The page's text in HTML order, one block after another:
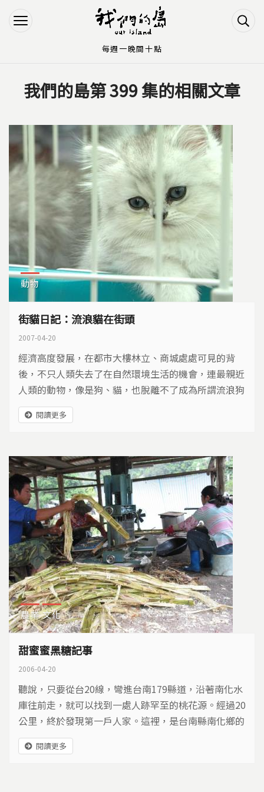
Jump to Navigation
Jump to Main content
您在這裡
我們的島第 399 集的相關文章
動物
街貓日記：流浪貓在街頭
2007-04-20
經濟高度發展，在都市大樓林立、商城處處可見的背
後，不只人類失去了在自然環境生活的機會，連最親近
人類的動物，像是狗、貓，也脫離不了成為所謂流浪狗
或街貓的宿命。然而，在都市街巷中生存，這些街頭動
物卻容易因為’’侵犯’’到人類的生活，而面臨被捕
流浪狗專題報導，到了今年，我們嘗試以街貓的角度，
來思考在都市共存的動物與人類，是否可能創造和諧生
活的契機？
閱讀更多
農業 文化
甜蜜蜜黑糖記事
2006-04-20
聽說，只要從台20線，彎進台南179縣道，沿著南化水
庫往前走，就可以找到一處人跡罕至的桃花源。經過20
公里，終於發現第一戶人家。這裡，是台南縣南化鄉的
關山村，占地1079公頃，人口706人，也是台南縣境
內，面積最大但人數最少的村落。
閱讀更多
每週一晚間十點